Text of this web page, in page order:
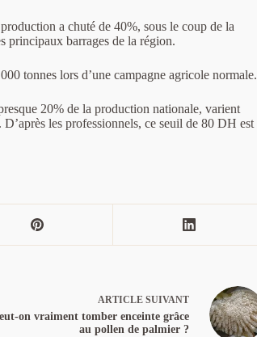
a chuté de 40%, sous le coup de la
principaux barrages de la région.
tonnes lors d’une campagne agricole normale.
20% de la production nationale, varient
les professionnels, ce seuil de 80 DH est
ARTICLESUIVANT
on vraiment tomber enceinte grâce
au pollen de palmier ?